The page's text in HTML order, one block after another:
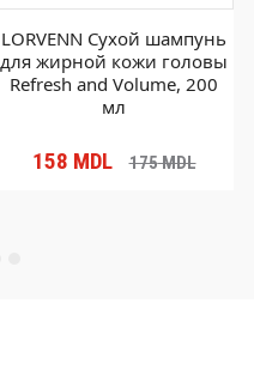
LORVENN Сухой шампунь
для жирной кожи головы
Refresh and Volume, 200
мл
158MDL 175MDL